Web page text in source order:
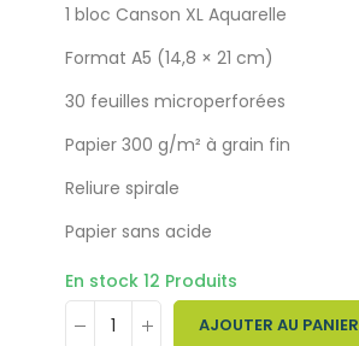
1 bloc Canson XL Aquarelle
Format A5 (14,8 × 21 cm)
30 feuilles microperforées
Papier 300 g/m² à grain fin
Reliure spirale
Papier sans acide
En stock 12 Produits
AJOUTER AU PANIER